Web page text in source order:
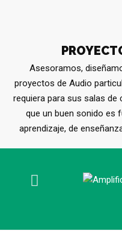
Asesoramos,
proyectos de Audio
requiera para sus salas de
que un buen sonido es
aprendizaje, de